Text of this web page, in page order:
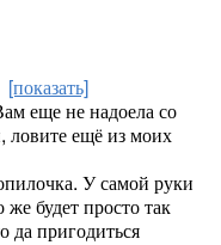
[показать]
еще не надоела со
ловите ещё из моих
У самой руки
будет просто так
да пригодиться